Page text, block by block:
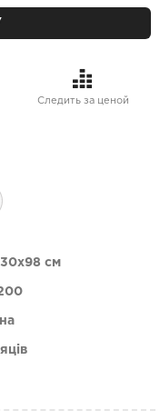
Следить за ценой
см